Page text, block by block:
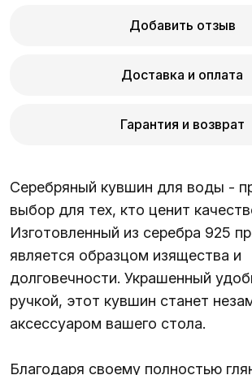
Добавить отзыв
Доставка и оплата
Гарантия и возврат
Серебряный кувшин для воды -
выбор для тех, кто ценит
Изготовленный из серебра 925
является образцом изящества и
долговечности. Украшенный
ручкой, этот кувшин станет
аксессуаром вашего стола.
Благодаря своему полностью